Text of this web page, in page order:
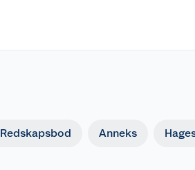
Redskapsbod Anneks